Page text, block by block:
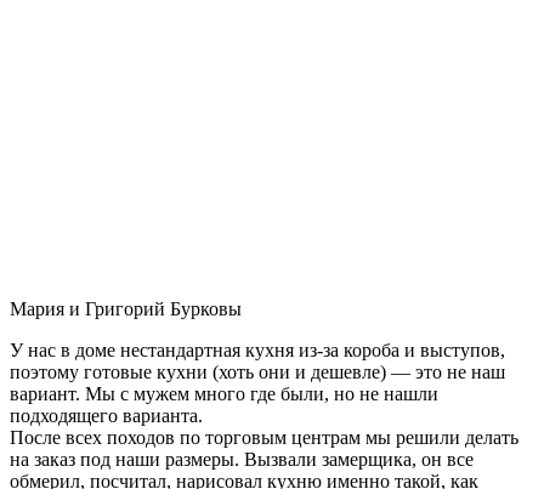
Мария и Григорий Бурковы
У нас в доме нестандартная кухня из-за короба и выступов,
поэтому готовые кухни (хоть они и дешевле) — это не наш
вариант. Мы с мужем много где были, но не нашли
подходящего варианта.
После всех походов по торговым центрам мы решили делать
на заказ под наши размеры. Вызвали замерщика, он все
обмерил, посчитал, нарисовал кухню именно такой, как